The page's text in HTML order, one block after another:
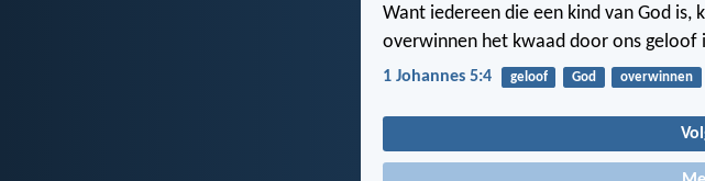
Want iedereen die een kind van God
overwinnen het kwaad door ons geloof
1 Johannes 5:4 geloof God overwinnen